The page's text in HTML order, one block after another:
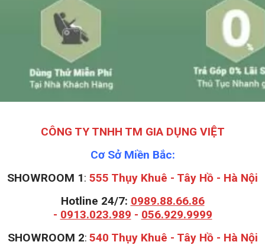
CÔNG TY TNHH TM GIA DỤNG VIỆT
Cơ Sở Miền Bắc:
SHOWROOM 1: 555 Thụy Khuê - Tây Hồ - Hà Nội
Hotline 24/7: 0989.88.66.86
- 0913.023.989 - 056.929.9999
SHOWROOM 2: 540 Thụy Khuê - Tây Hồ - Hà Nội